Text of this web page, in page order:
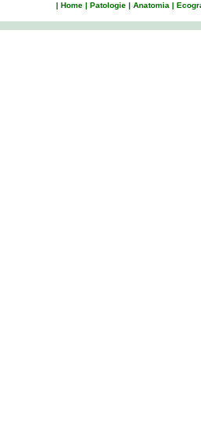
| Home | Patologie | Anatomia |